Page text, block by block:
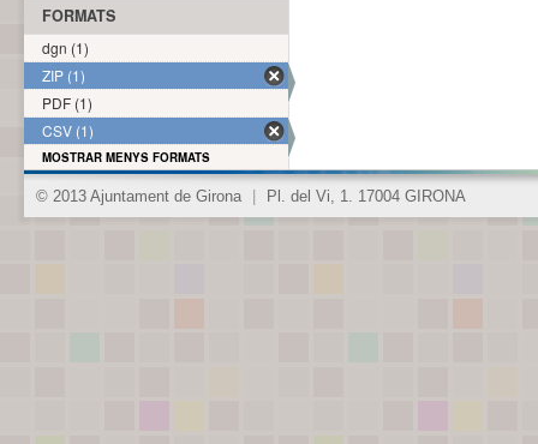
FORMATS
dgn (1)
ZIP (1)
PDF (1)
CSV (1)
MOSTRAR MENYS FORMATS
© 2013 Ajuntament de Girona Pl. del Vi, 1. 17004 GIRONA